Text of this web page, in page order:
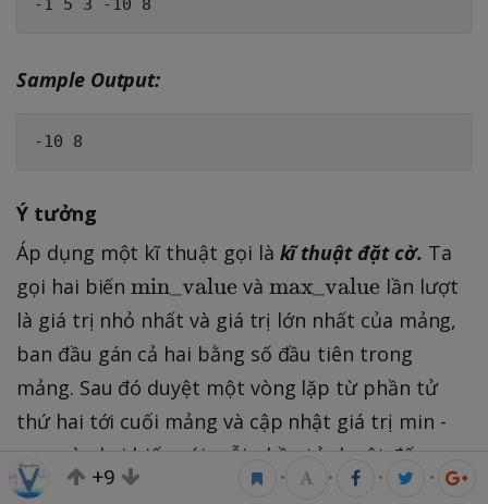
0
9
\
r
a
ll
i:
1
\
l
e
\
Sample Output:
Ý tưởng
Áp dụng một kĩ thuật gọi là kĩ thuật đặt cờ. Ta
gọi hai biến\
t
x
t
{
m
in
min_value và \
t
e
x
t
{
m
max_value lần lượt
là giá trị nhỏ nhất và giá trị lớn nhất của mảng,
ban đầu gán cả hai bằng số đầu tiên trong
mảng. Sau đó duyệt một vòng lặp từ phần tử
thứ hai tới cuối mảng và cập nhật giá trị min -
max vào hai biến với mỗi phần tử duyệt đến.
+9 • • • •